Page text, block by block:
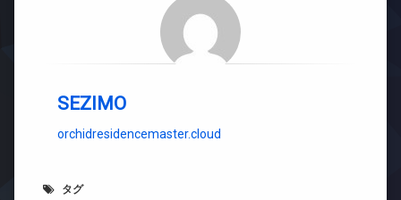
SEZIMO
orchidresidencemaster.cloud
タグ